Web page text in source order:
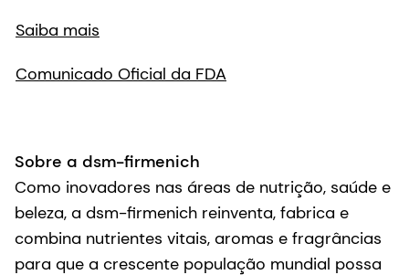
Saiba mais
Comunicado Oficial da FDA
Sobre a dsm-firmenich
Como inovadores nas áreas de nutrição, saúde e
beleza, a dsm-firmenich reinventa, fabrica e
combina nutrientes vitais, aromas e fragrâncias
para que a crescente população mundial possa